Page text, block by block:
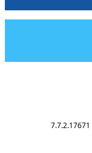
7.7.2.17671